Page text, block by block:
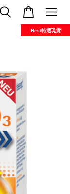
Best特選現貨